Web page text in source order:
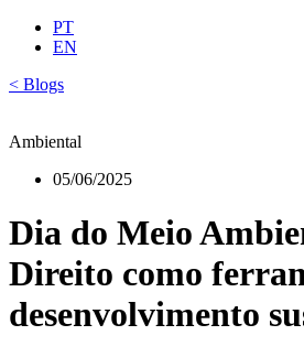
PT
EN
< Blogs
Ambiental
05/06/2025
Dia do Meio
Direito como
desenvolvimento